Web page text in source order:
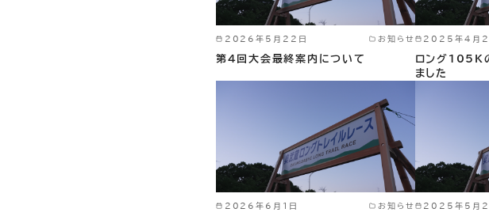
2026年5月22日 お知らせ
第４回大会最終案内について
2025年4月
ロング105K
ました
2026年6月1日 お知らせ 2025年5月